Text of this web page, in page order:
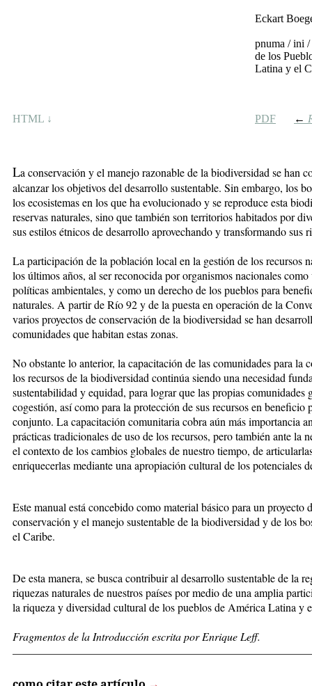
Eckart
pnuma / ini
de los
Latina y el
HTML ↓ PDF ←
La conservación y el manejo razonable de la biodiversidad se han
alcanzar los objetivos del desarrollo sustentable. Sin embargo, los
los ecosistemas en los que ha evolucionado y se reproduce esta
reservas naturales, sino que también son territorios habitados por
sus estilos étnicos de desarrollo aprovechando y transformando sus
La participación de la población local en la gestión de los recursos
los últimos años, al ser reconocida por organismos nacionales
políticas ambientales, y como un derecho de los pueblos para
naturales. A partir de Río 92 y de la puesta en operación de la
varios proyectos de conservación de la biodiversidad se han
comunidades que habitan estas zonas.
No obstante lo anterior, la capacitación de las comunidades para la
los recursos de la biodiversidad continúa siendo una necesidad
sustentabilidad y equidad, para lograr que las propias comunidades
cogestión, así como para la protección de sus recursos en
conjunto. La capacitación comunitaria cobra aún más importancia
prácticas tradicionales de uso de los recursos, pero también ante la
el contexto de los cambios globales de nuestro tiempo, de
enriquecerlas mediante una apropiación cultural de los potenciales
Este manual está concebido como material básico para un proyecto
conservación y el manejo sustentable de la biodiversidad y de los
el Caribe.
De esta manera, se busca contribuir al desarrollo sustentable de la
riquezas naturales de nuestros países por medio de una amplia
la riqueza y diversidad cultural de los pueblos de América Latina y
Fragmentos de la Introducción escrita por Enrique Leff.